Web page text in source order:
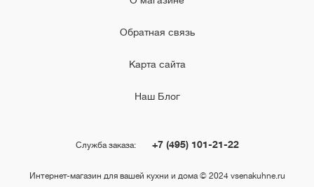
Обратная связь
Карта сайта
Наш Блог
Служба заказа: +7 (495) 101-21-22
Интернет-магазин для вашей кухни и дома © 2024 vsenakuhne.ru